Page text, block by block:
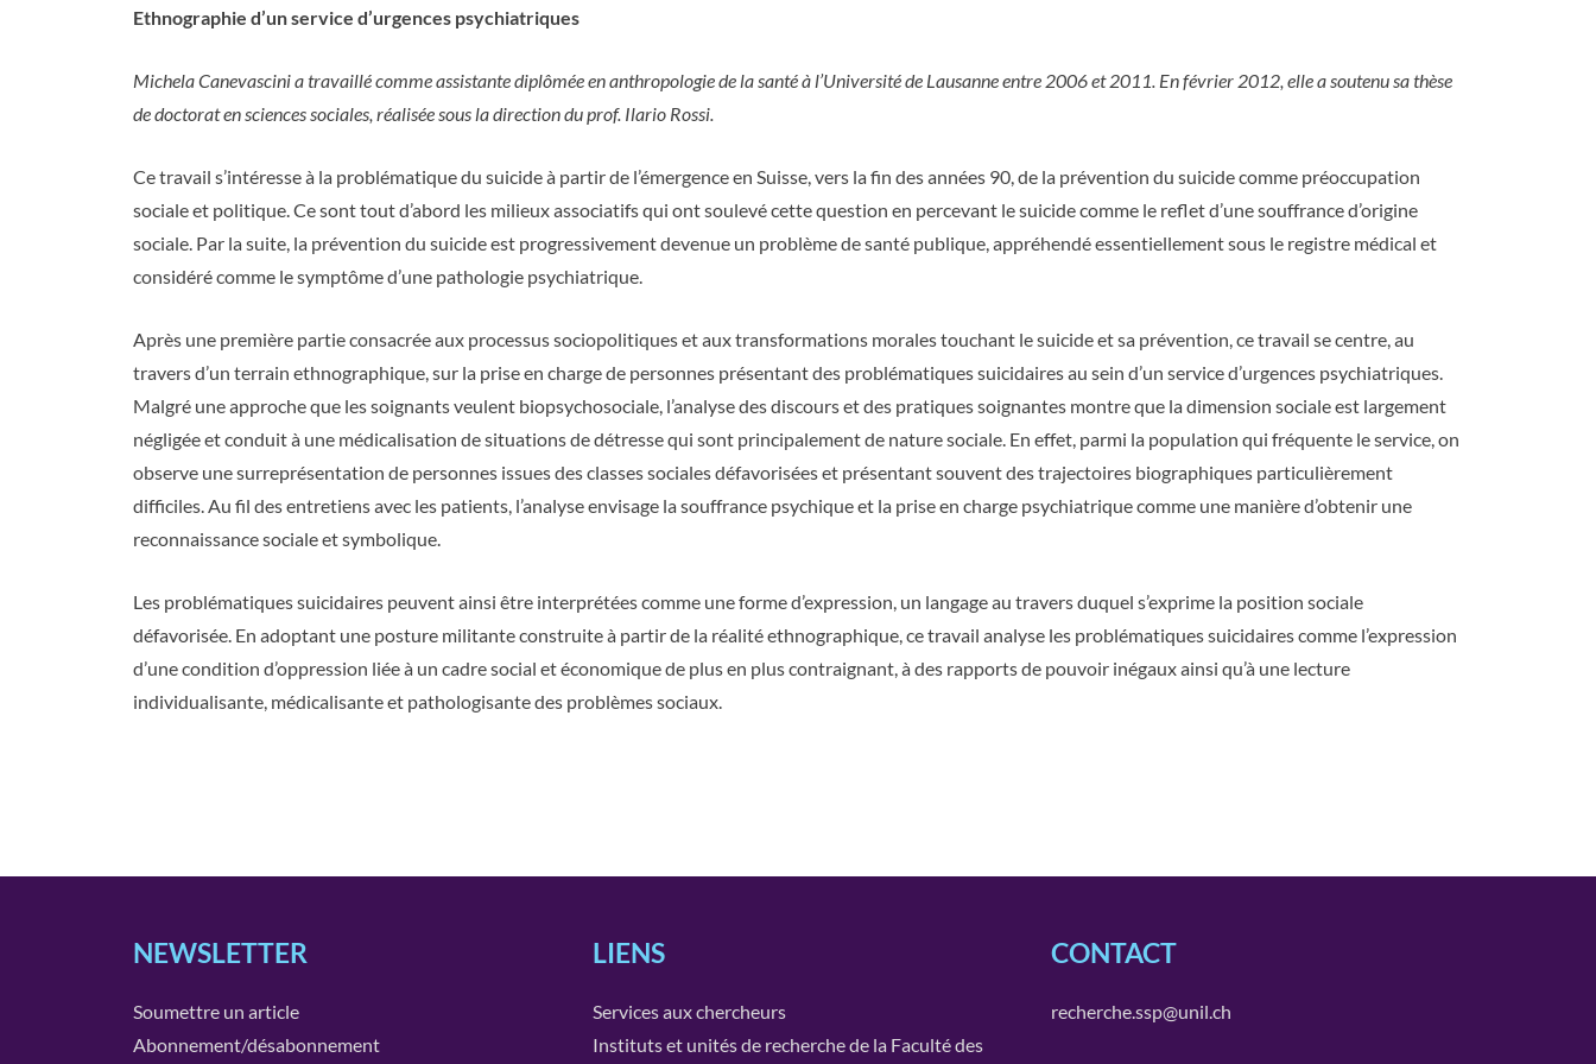
Ethnographie d’un service d’urgences psychiatriques
Michela Canevascini a travaillé comme assistante diplômée en anthropologie de la santé à l’Université de Lausanne entre 2006 et 2011. En février 2012, elle a soutenu sa thèse
de doctorat en sciences sociales, réalisée sous la direction du prof. Ilario Rossi.
Ce travail s’intéresse à la problématique du suicide à partir de l’émergence en Suisse, vers la fin des années 90, de la prévention du suicide comme préoccupation
sociale et politique. Ce sont tout d’abord les milieux associatifs qui ont soulevé cette question en percevant le suicide comme le reflet d’une souffrance d’origine
sociale. Par la suite, la prévention du suicide est progressivement devenue un problème de santé publique, appréhendé essentiellement sous le registre médical et
considéré comme le symptôme d’une pathologie psychiatrique.
Après une première partie consacrée aux processus sociopolitiques et aux transformations morales touchant le suicide et sa prévention, ce travail se centre, au
travers d’un terrain ethnographique, sur la prise en charge de personnes présentant des problématiques suicidaires au sein d’un service d’urgences psychiatriques.
Malgré une approche que les soignants veulent biopsychosociale, l’analyse des discours et des pratiques soignantes montre que la dimension sociale est largement
négligée et conduit à une médicalisation de situations de détresse qui sont principalement de nature sociale. En effet, parmi la population qui fréquente le service, on
observe une surreprésentation de personnes issues des classes sociales défavorisées et présentant souvent des trajectoires biographiques particulièrement
difficiles. Au fil des entretiens avec les patients, l’analyse envisage la souffrance psychique et la prise en charge psychiatrique comme une manière d’obtenir une
reconnaissance sociale et symbolique.
Les problématiques suicidaires peuvent ainsi être interprétées comme une forme d’expression, un langage au travers duquel s’exprime la position sociale
défavorisée. En adoptant une posture militante construite à partir de la réalité ethnographique, ce travail analyse les problématiques suicidaires comme l’expression
d’une condition d’oppression liée à un cadre social et économique de plus en plus contraignant, à des rapports de pouvoir inégaux ainsi qu’à une lecture
individualisante, médicalisante et pathologisante des problèmes sociaux.
NEWSLETTER
Soumettre un article
Abonnement/désabonnement
LIENS
Services aux chercheurs
Instituts et unités de recherche de la Faculté des
CONTACT
recherche.ssp@unil.ch